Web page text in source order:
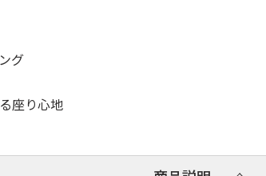
グ
座り心地